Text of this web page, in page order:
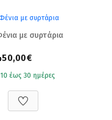
με συρτάρια
έως 30 ημέρες